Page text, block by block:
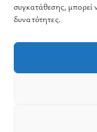
συγκατάθεσης, μπορεί
δυνατότητες.
© 2026Orama